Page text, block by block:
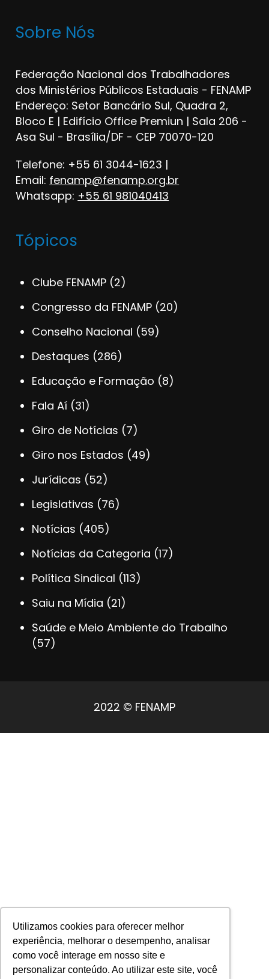
Utilizamos cookies para oferecer melhor
experiência, melhorar o desempenho, analisar
como você interage em nosso site e
personalizar conteúdo. Ao utilizar este site, você
Sobre Nós
Federação Nacional dos Trabalhadores
dos Ministérios Públicos Estaduais - FENAMP
Endereço: Setor Bancário Sul, Quadra 2,
Bloco E | Edifício Office Premiun | Sala 206 -
Asa Sul - Brasília/DF - CEP 70070-120
Telefone: +55 61 3044-1623 |
Email: fenamp@fenamp.org.br
Whatsapp: +55 61 981040413
Tópicos
Clube FENAMP (2)
Congresso da FENAMP (20)
Conselho Nacional (59)
Destaques (286)
Educação e Formação (8)
Fala Aí (31)
Giro de Notícias (7)
Giro nos Estados (49)
Jurídicas (52)
Legislativas (76)
Notícias (405)
Notícias da Categoria (17)
Política Sindical (113)
Saiu na Mídia (21)
Saúde e Meio Ambiente do Trabalho
(57)
2022 © FENAMP